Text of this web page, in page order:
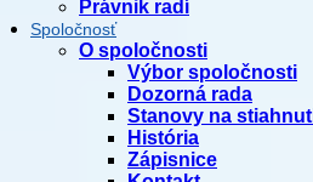
Právnik radí
Spoločnosť
O spoločnosti
Výbor spoločnosti
Dozorná rada
Stanovy na
História
Zápisnice